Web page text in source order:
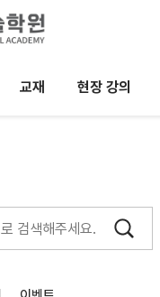
교재 현장 강의